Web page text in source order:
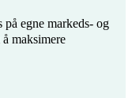
på egne markeds- og
maksimere